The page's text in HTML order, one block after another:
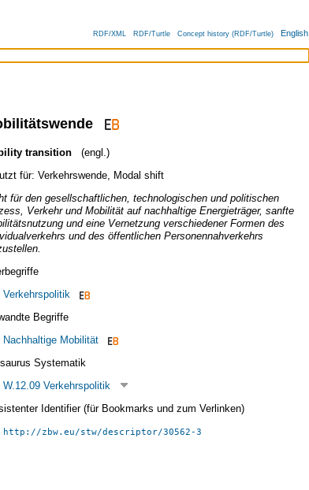
RDF/XML RDF/Turtle Concept history (RDF/Turtle) English
transition
(engl.)
für: Verkehrswende, Modal shift
für den gesellschaftlichen, technologischen und politischen
Verkehr und Mobilität auf nachhaltige Energieträger, sanfte
und eine Vernetzung verschiedener Formen des
und des öffentlichen Personennahverkehrs
Verkehrspolitik
Begriffe
Nachhaltige Mobilität
Systematik
W.12.09 Verkehrspolitik
Identifier (für Bookmarks und zum Verlinken)
http://zbw.eu/stw/descriptor/30562-3